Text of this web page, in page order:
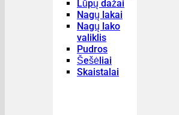
Lūpų dažai
Nagų lakai
Nagų lako
valiklis
Pudros
Šešėliai
Skaistalai